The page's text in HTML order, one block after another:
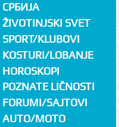
СРБИЈА
ŽIVOTINJSKI SVET
SPORT/KLUBOVI
KOSTURI/LOBANJE
HOROSKOPI
POZNATE LIČNOSTI
FORUMI/SAJTOVI
AUTO/MOTO